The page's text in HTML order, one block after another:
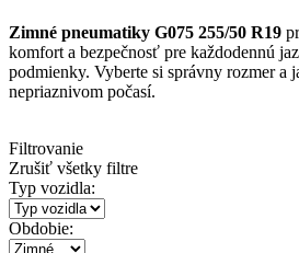
Zimné pneumatiky G075 255/50 R19
komfort a bezpečnosť pre každodennú
podmienky. Vyberte si správny rozmer a
nepriaznivom počasí.
Filtrovanie
Zrušiť všetky filtre
Typ vozidla:
Obdobie: